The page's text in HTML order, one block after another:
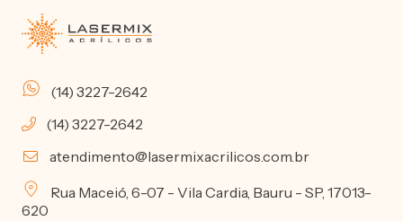
(14) 3227-2642
(14) 3227-2642
atendimento@lasermixacrilicos.com.br
Rua Maceió, 6-07 - Vila Cardia, Bauru - SP, 17013-
620